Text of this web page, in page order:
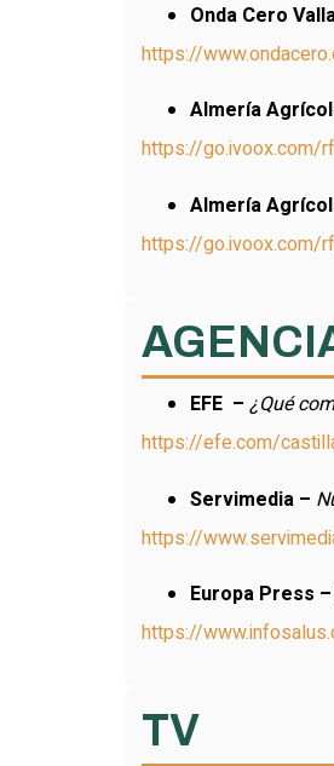
Onda Cero
https://
Almería
https://go.ivoox.com/
Almería
https://go.ivoox.com/
EFE – ¿Qué
https://efe.com/
Servimedia –
https://
Europa Press
https://
TV